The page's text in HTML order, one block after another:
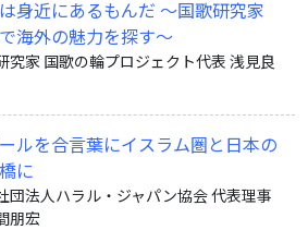
身近にあるもんだ ～国歌研究家
海外の魅力を探す～
究家 国歌の輪プロジェクト代表 浅見良
ルを合言葉にイスラム圏と日本の
に
団法人ハラル・ジャパン協会 代表理事
朋宏